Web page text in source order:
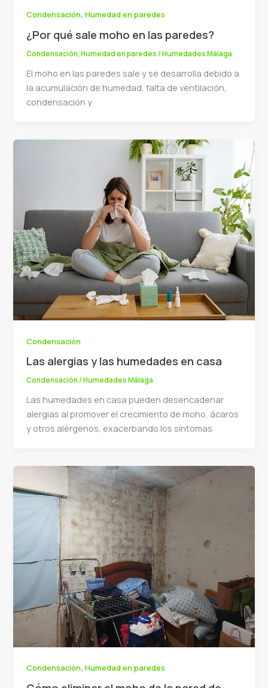
Condensación,Humedad en paredes
¿Por qué sale moho en las paredes?
Condensación,Humedad en paredes/Humedades Málaga
El moho en las paredes sale y se desarrolla debido a
la acumulación de humedad, falta de ventilación,
condensación y
Condensación
Las alergias y las humedades en casa
Condensación/Humedades Málaga
Las humedades en casa pueden desencadenar
alergias al promover el crecimiento de moho, ácaros
y otros alérgenos, exacerbando los síntomas
Condensación,Humedad en paredes